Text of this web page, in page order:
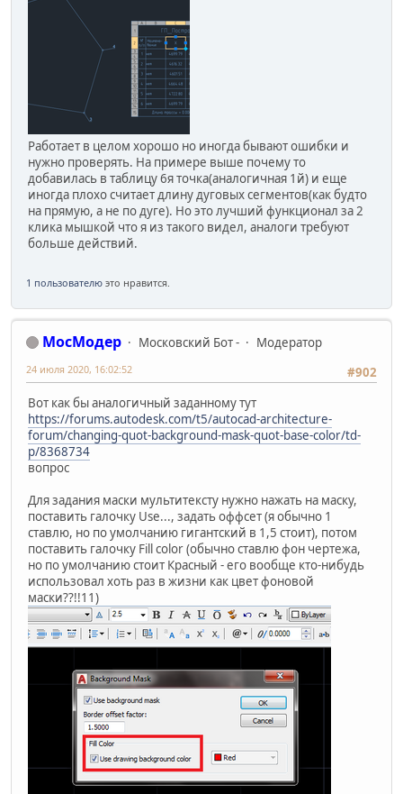
Работает в целом хорошо но иногда бывают ошибки и
нужно проверять. На примере выше почему то
добавилась в таблицу 6я точка(аналогичная 1й) и еще
иногда плохо считает длину дуговых сегментов(как будто
на прямую, а не по дуге). Но это лучший функционал за 2
клика мышкой что я из такого видел, аналоги требуют
больше действий.
1 пользователю это нравится.
МосМодер Московский Бот -
Модератор
#902
24 июля 2020, 16:02:52
Вот как бы аналогичный заданному тут
https://forums.autodesk.com/t5/autocad-architecture-
forum/changing-quot-background-mask-quot-base-color/td-
p/8368734
вопрос
Для задания маски мультитексту нужно нажать на маску,
поставить галочку Use..., задать оффсет (я обычно 1
ставлю, но по умолчанию гигантский в 1,5 стоит), потом
поставить галочку Fill color (обычно ставлю фон чертежа,
но по умолчанию стоит Красный - его вообще кто-нибудь
использовал хоть раз в жизни как цвет фоновой
маски??!!11)